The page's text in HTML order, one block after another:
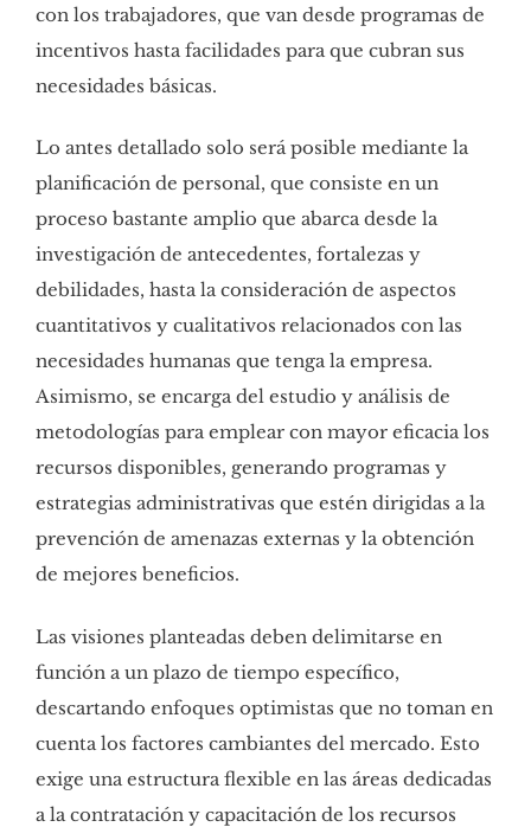
con los trabajadores, que van desde programas de
incentivos hasta facilidades para que cubran sus
necesidades básicas.
Lo antes detallado solo será posible mediante la
planificación de personal, que consiste en un
proceso bastante amplio que abarca desde la
investigación de antecedentes, fortalezas y
debilidades, hasta la consideración de aspectos
cuantitativos y cualitativos relacionados con las
necesidades humanas que tenga la empresa.
Asimismo, se encarga del estudio y análisis de
metodologías para emplear con mayor eficacia los
recursos disponibles, generando programas y
estrategias administrativas que estén dirigidas a la
prevención de amenazas externas y la obtención
de mejores beneficios.
Las visiones planteadas deben delimitarse en
función a un plazo de tiempo específico,
descartando enfoques optimistas que no toman en
cuenta los factores cambiantes del mercado. Esto
exige una estructura flexible en las áreas dedicadas
a la contratación y capacitación de los recursos